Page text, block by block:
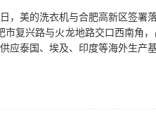
，美的洗衣机与合肥高新区签署
复兴路与火龙地路交口西南角
应泰国、埃及、印度等海外生产